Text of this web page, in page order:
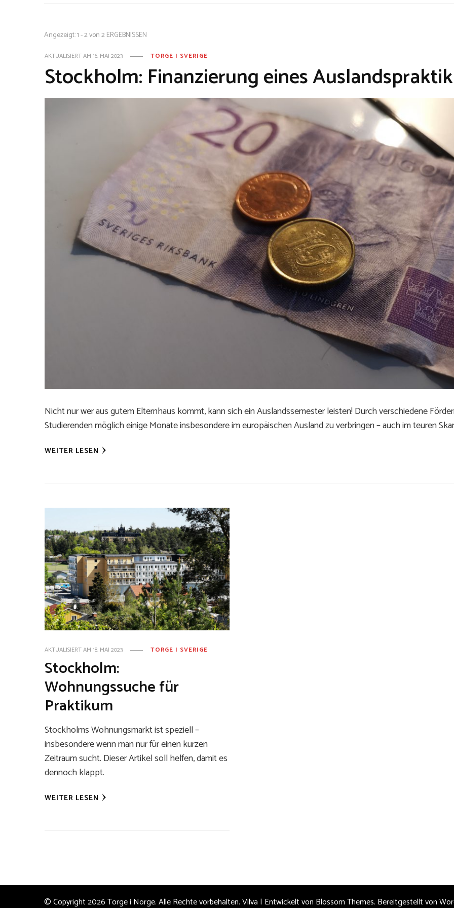
Angezeigt: 1 - 2 von 2 ERGEBNISSEN
AKTUALISIERT AM 16. MAI 2023 TORGE I SVERIGE
Stockholm: Finanzierung eines
Nicht nur wer aus gutem Elternhaus kommt, kann sich ein Auslandssemester leisten! Durch verschiedene
Studierenden möglich einige Monate insbesondere im europäischen Ausland zu verbringen – auch im teuren
WEITER LESEN
AKTUALISIERT AM 18. MAI 2023 TORGE I SVERIGE
Stockholm:
Wohnungssuche für
Praktikum
Stockholms Wohnungsmarkt ist speziell –
insbesondere wenn man nur für einen kurzen
Zeitraum sucht. Dieser Artikel soll helfen, damit es
dennoch klappt.
WEITER LESEN
© Copyright 2026Torge i Norge. Alle Rechte vorbehalten.Vilva | Entwickelt von Blossom Themes. Bereitgestellt von